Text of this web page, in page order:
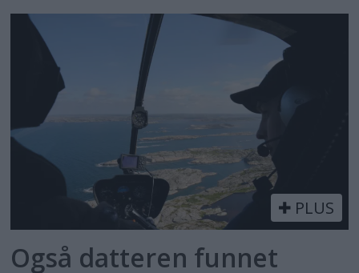
PLUS
Også datteren funnet